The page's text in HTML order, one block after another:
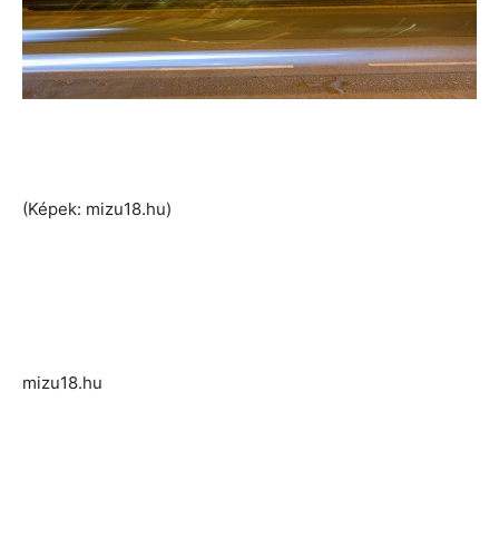
(Képek: mizu18.hu)
mizu18.hu